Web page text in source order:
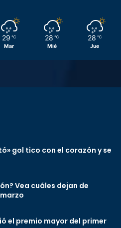
29 ℃
Mar
28 ℃
Mié
28 ℃
Jue
gol tico con el corazón y se
Vea cuáles dejan de
el premio mayor del primer